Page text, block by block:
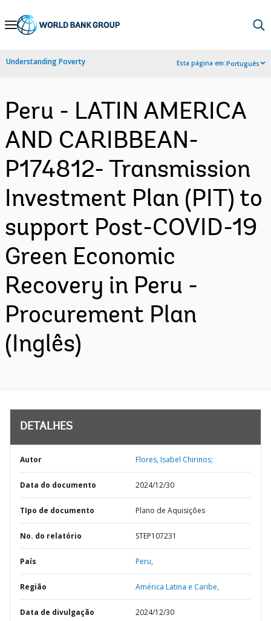
Skip
Navigation
Understanding Poverty Esta página em:Português
Peru - LATIN AMERICA
AND CARIBBEAN-
P174812- Transmission
Investment Plan (PIT) to
support Post-COVID-19
Green Economic
Recovery in Peru -
Procurement Plan
(Inglês)
DETALHES
Autor Flores, Isabel Chirinos;
Data do documento 2024/12/30
TIpo de documento Plano de Aquisições
No. do relatório STEP107231
País Peru,
Região América Latina e Caribe,
Data de divulgação 2024/12/30